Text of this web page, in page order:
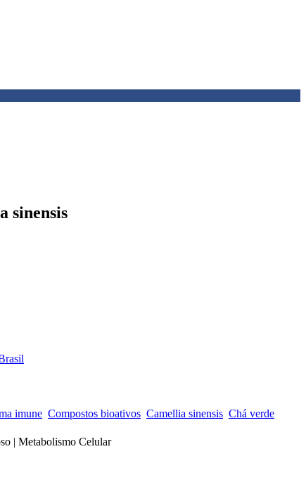
sinensis
imune Compostos bioativos Camellia sinensis Chá verde
| Metabolismo Celular